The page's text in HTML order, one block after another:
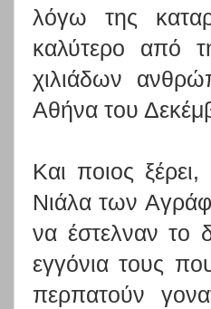
λόγω της
καλύτερο από
χιλιάδων
Αθήνα του
Και ποιος
Νιάλα των
να έστελναν το
εγγόνια τους
περπατούν